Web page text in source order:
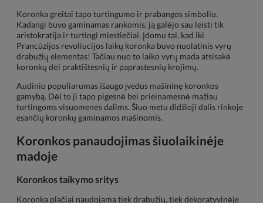
Koronka greitai tapo turtingumo ir prabangos simboliu.
Kadangi buvo gaminamas rankomis, ją galėjo sau leisti tik
aristokratija ir turtingi miestiečiai. Įdomu tai, kad iki
Prancūzijos revoliucijos laikų koronka buvo nuolatinis vyrų
drabužių elementas! Tačiau nuo to laiko vyrų mada atsisakė
koronkų dėl praktištesnių ir paprastesnių krojimų.
Audinio populiarumas išaugo įvedus mašininę koronkos
gamybą. Dėl to ji tapo pigesnė bei prieinamesnė mažiau
turtingoms visuomenės dalims. Šiuo metu didžioji dalis rinkoje
esančių koronkų gaminamos mašinomis.
Koronkos panaudojimas šiuolaikinėje
madoje
Koronkos taikymo sritys
Koronka plačiai naudojama tiek drabužių, tiek dekoratyvinėje